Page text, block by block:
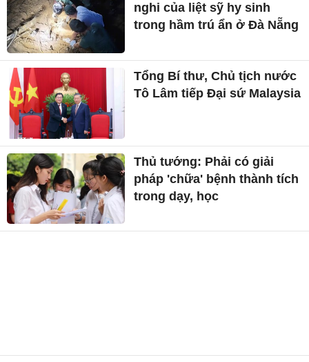
nghi của liệt sỹ hy sinh
trong hầm trú ẩn ở Đà Nẵng
Tổng Bí thư, Chủ tịch nước
Tô Lâm tiếp Đại sứ Malaysia
Thủ tướng: Phải có giải
pháp 'chữa' bệnh thành tích
trong dạy, học